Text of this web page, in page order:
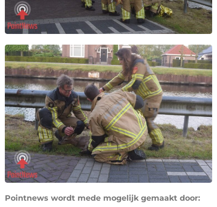
Pointnews wordt mede mogelijk gemaakt door: